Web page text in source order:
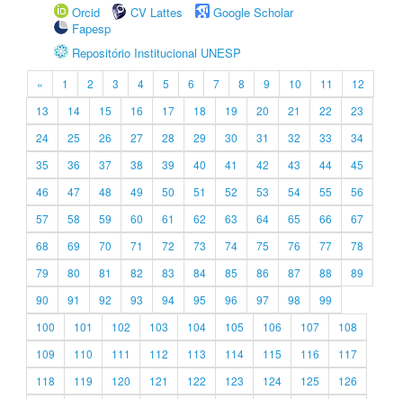
Orcid
CV Lattes
Google Scholar
Fapesp
Repositório Institucional UNESP
« 1 2 3 4 5 6 7 8 9 10 11
12
13
14 15 16 17 18 19 20 21 22
23
24
25 26 27 28 29 30 31 32 33
34
35
36 37 38 39 40 41 42 43 44
45
46
47 48 49 50 51 52 53 54 55
56
57
58 59 60 61 62 63 64 65 66
67
68
69 70 71 72 73 74 75 76 77
78
79
80 81 82 83 84 85 86 87 88
89
90
91 92 93 94 95 96 97 98
99
100
101 102 103 104 105 106 107
108
109
110 111 112 113 114 115 116
117
118
119 120 121 122 123 124 125
126